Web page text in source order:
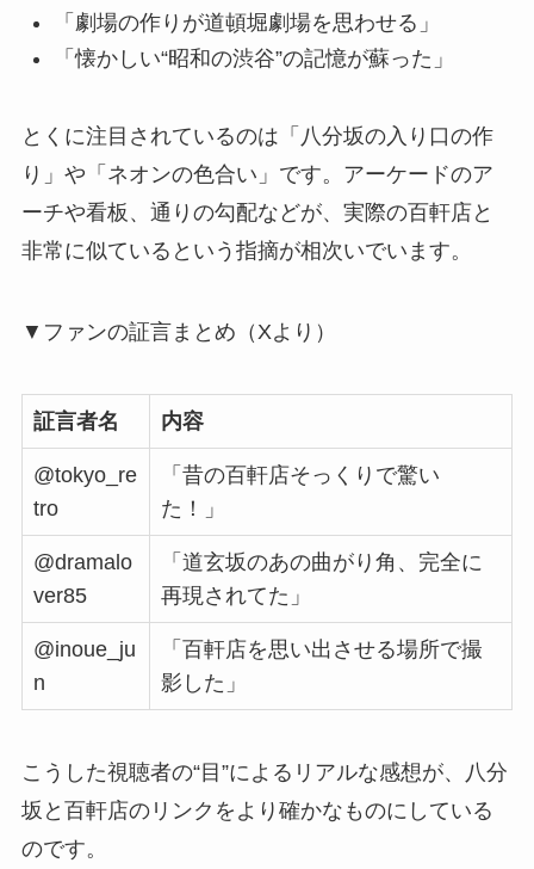
「劇場の作りが道頓堀劇場を思わせる」
「懐かしい“昭和の渋谷”の記憶が蘇った」
とくに注目されているのは「八分坂の入り口の作
り」や「ネオンの色合い」です。アーケードのア
ーチや看板、通りの勾配などが、実際の百軒店と
非常に似ているという指摘が相次いでいます。
▼ファンの証言まとめ（Xより）
証言者名 内容
@tokyo_re
tro
「昔の百軒店そっくりで驚い
た！」
@dramalo
ver85
「道玄坂のあの曲がり角、完全に
再現されてた」
@inoue_ju
n
「百軒店を思い出させる場所で撮
影した」
こうした視聴者の“目”によるリアルな感想が、八分
坂と百軒店のリンクをより確かなものにしている
のです。